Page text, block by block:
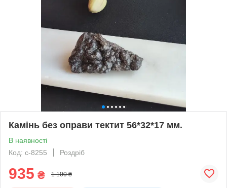
Камінь без оправи тектит 56*32*17 мм.
В наявності
Код: с-8255
Роздріб
935 ₴ 1 100 ₴